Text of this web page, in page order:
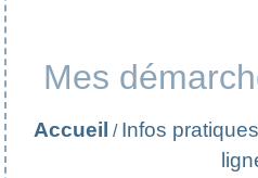
Mes
Accueil / Infos pratiques